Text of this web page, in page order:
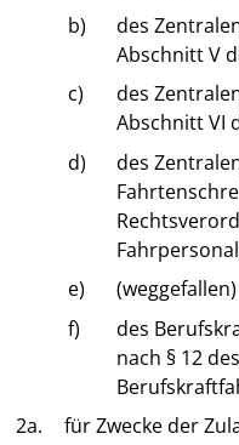
b)
des
Abschnitt V
c)
des
Abschnitt VI
d)
des
e)
(weggefallen)
f)
des
nach § 12 des
2a.
für Zwecke der